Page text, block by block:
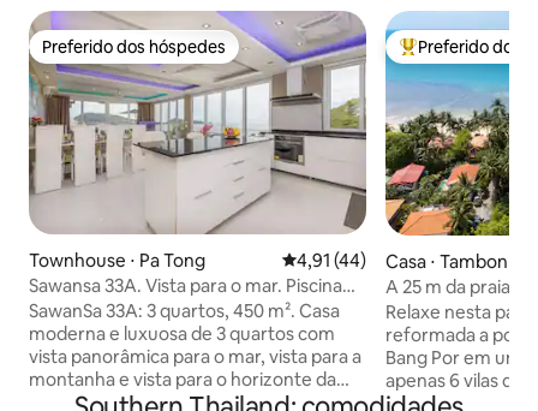
Preferido dos hóspedes
Preferido dos hóspedes
Townhouse ⋅ Pa Tong 4,91 de uma avaliação média
4,91 (44)
Sawansa 33A. Vista para o mar. Piscina
privativa. 5 min até a praia
SawanSa 33A: 3 quartos, 450 m². Casa
moderna e luxuosa de 3 quartos com
vista panorâmica para o mar, vista para a
montanha e vista para o horizonte da
cidade. Localização perfeita, a 5-7 min. a
Entre os
Preferido dos
Casa ⋅ Tambon
A 25 m da praia
de 4 quartos com
Relaxe nesta
reformada a
Bang Por em um
apenas 6 vilas de férias. A
da Praia de Bang